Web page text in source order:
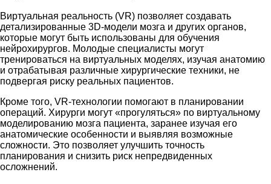
Виртуальная реальность (VR) позволяет создавать
детализированные 3D-модели мозга и других органов,
которые могут быть использованы для обучения
нейрохирургов. Молодые специалисты могут
тренироваться на виртуальных моделях, изучая анатомию
и отрабатывая различные хирургические техники, не
подвергая риску реальных пациентов.
Кроме того, VR-технологии помогают в планировании
операций. Хирурги могут «прогуляться» по виртуальному
моделированию мозга пациента, заранее изучая его
анатомические особенности и выявляя возможные
сложности. Это позволяет улучшить точность
планирования и снизить риск непредвиденных
осложнений.